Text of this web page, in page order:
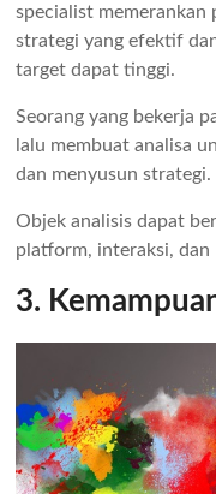
specialist memerankan
strategi yang efektif
target dapat tinggi.
Seorang yang bekerja
lalu membuat analisa
dan menyusun strategi.
Objek analisis dapat
platform, interaksi, dan
3.